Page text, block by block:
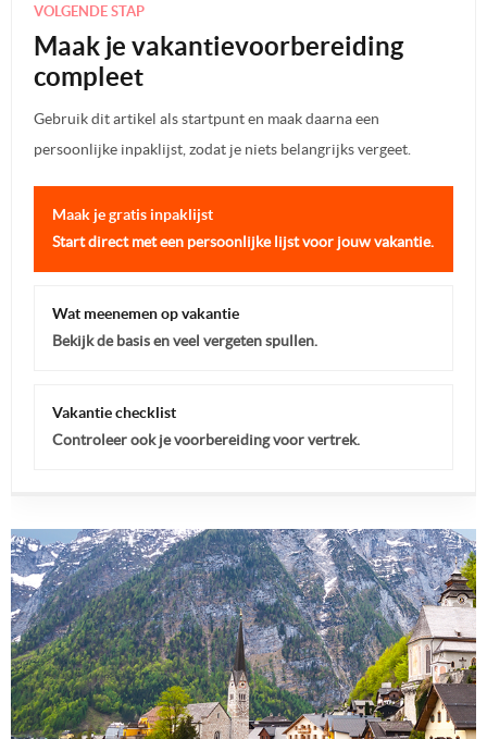
VOLGENDE STAP
Maak je vakantievoorbereiding
compleet
Gebruik dit artikel als startpunt en maak daarna een
persoonlijke inpaklijst, zodat je niets belangrijks vergeet.
Maak je gratis inpaklijst
Start direct met een persoonlijke lijst voor jouw vakantie.
Wat meenemen op vakantie
Bekijk de basis en veel vergeten spullen.
Vakantie checklist
Controleer ook je voorbereiding voor vertrek.